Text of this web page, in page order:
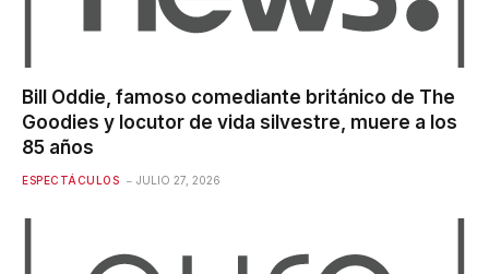
Bill Oddie, famoso comediante británico de The
Goodies y locutor de vida silvestre, muere a los
85 años
ESPECTÁCULOS JULIO 27, 2026